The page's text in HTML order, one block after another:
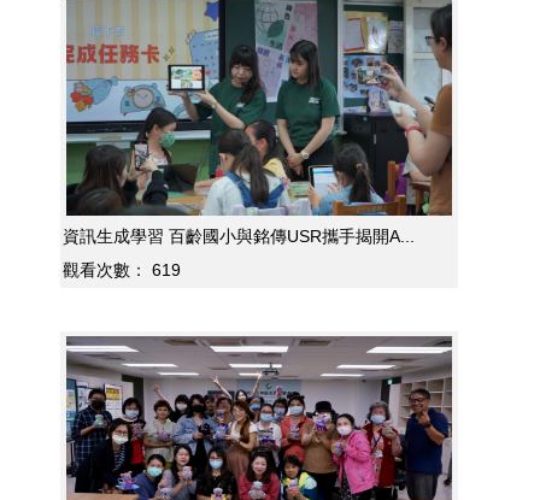
資訊生成學習 百齡國小與銘傳USR攜手揭開A...
觀看次數：
619